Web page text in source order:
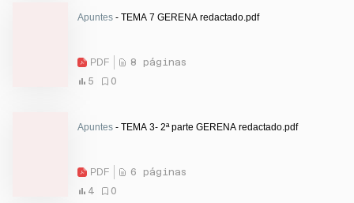
Apuntes - TEMA 7 GERENA redactado.pdf
PDF
8 páginas
5
0
Apuntes - TEMA 3- 2ª parte GERENA redactado.pdf
PDF
6 páginas
4
0